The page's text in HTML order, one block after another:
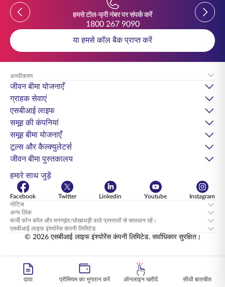
Previous
हमसे टोल-फ्री नंबर पर संपर्क करें
1800 267 9090
Previous
या हमसे कॉल बैक प्राप्त करें
अस्वीकरण
जीवन बीमा योजनाएँ
ग्राहक सेवाएं
एसबीआई लाइफ
समूह की कंपनियां
समूह बीमा योजनाएँ
टूल्स और कैल्क्युलेटर्स
जीवन बीमा पुस्तकालय
हमारे साथ जुड़ें
Facebook Twitter Linkedin Youtube
Instagram
नोटिस
अन्य लिंक
फर्जी फोन कॉल और मनगढ़ंत/धोखाधड़ी वाले प्रस्तावों से सावधान रहें।
एसबीआई लाइफ इंश्योरेंस कंपनी लिमिटेड
© 2026 एसबीआई लाइफ इंश्योरेंस कंपनी लिमिटेड. सर्वाधिकार सुरक्षित।
दावा प्रीमियम का भुगतान करें ऑनलाइन खरीदें सीधी बातचीत